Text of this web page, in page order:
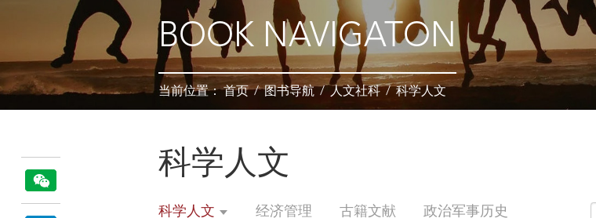
BOOK NAVIGATON
当前位置：首页/图书导航 / 人文社科 / 科学人文
科学人文
科学人文 经济管理 古籍文献 政治军事历史